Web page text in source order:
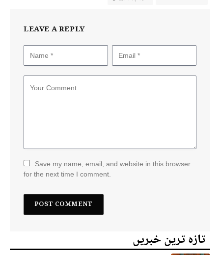
LEAVE A REPLY
Save my name, email, and website in this browser
for the next time I comment.
تازہ ترین خبریں